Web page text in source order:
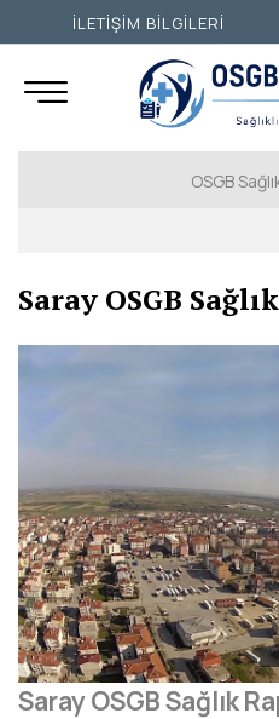
OSGB
İSTANBUL ANADOLU YAKASI
ANKARA
ADIYAMAN
AFYONKARAHİSAR
AĞRI
AKSARAY
AMASYA
Saray OSGB
Saray OSGB Sağlık
İLETİŞİM BİLGİLERİ